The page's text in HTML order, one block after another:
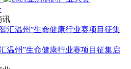
讯
温州”生命健康行业赛项目征集启